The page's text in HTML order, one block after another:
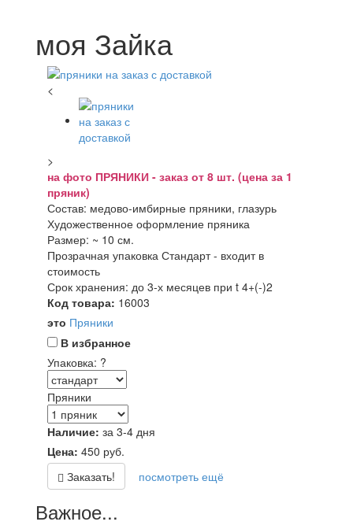
моя Зайка
<
>
на фото ПРЯНИКИ - заказ от 8 шт. (цена за 1
пряник)
Состав: медово-имбирные пряники, глазурь
Художественное оформление пряника
Размер: ~ 10 см.
Прозрачная упаковка Стандарт - входит в
стоимость
Срок хранения: до 3-х месяцев при t 4+(-)2
Код товара: 16003
это Пряники
В избранное
Упаковка: ?
Пряники
Наличие: за 3-4 дня
Цена: 450 руб.
Заказать!
посмотреть ещё
Важное...